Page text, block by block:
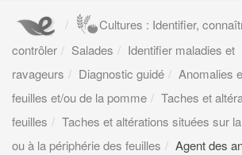
Cultures : Identifier,
contrôler
Salades
Identifier maladies et
ravageurs
Diagnostic guidé
Anomalies
feuilles et/ou de la pomme
Taches et
feuilles
Taches et altérations situées sur
ou à la périphérie des feuilles
Agent des